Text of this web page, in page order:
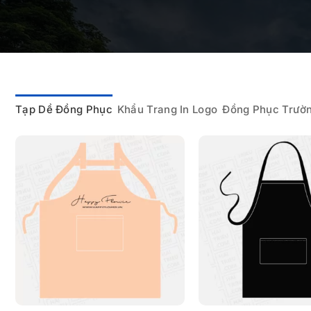
Tạp Dề Đồng Phục Khẩu Trang In Logo Đồng Phục